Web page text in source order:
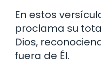
En estos
proclama su
Dios,
fuera de Él.